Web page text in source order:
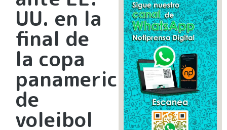
UU. en la
final de
la copa
panamericana
de
voleibol